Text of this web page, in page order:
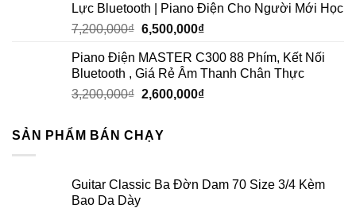
Lực Bluetooth | Piano Điện Cho Người Mới Học
7,200,000₫ 6,500,000₫
Piano Điện MASTER C300 88 Phím, Kết Nối
Bluetooth , Giá Rẻ Âm Thanh Chân Thực
3,200,000₫ 2,600,000₫
SẢN PHẨM BÁN CHẠY
Guitar Classic Ba Đờn Dam 70 Size 3/4 Kèm
Bao Da Dày